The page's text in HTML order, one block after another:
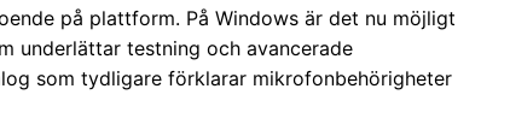
på plattform. På Windows är det nu möjligt
underlättar testning och avancerade
som tydligare förklarar mikrofonbehörigheter